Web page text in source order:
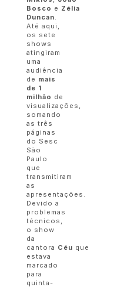
Bosco e Zélia
Duncan.
Até aqui,
os sete
shows
atingiram
uma
audiência
de mais
de 1
milhão de
visualizações,
somando
as três
páginas
do Sesc
São
Paulo
que
transmitiram
as
apresentações.
Devido a
problemas
técnicos,
o show
da
cantora Céu que
estava
marcado
para
quinta-